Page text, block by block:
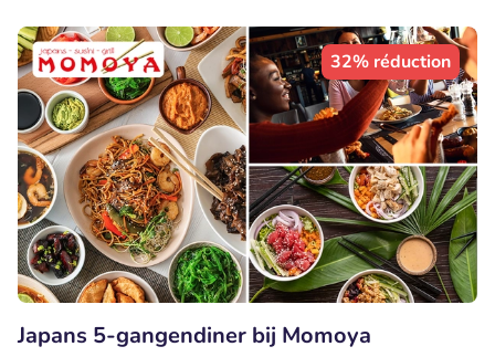
32% réduction
Japans 5-gangendiner bij Momoya